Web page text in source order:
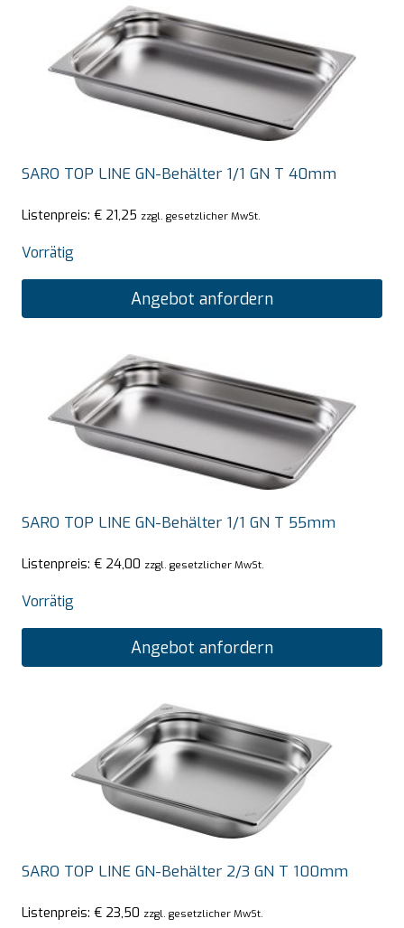
SARO TOP LINE GN-Behälter 1/1 GN T 40mm
Listenpreis: € 21,25 zzgl. gesetzlicher MwSt.
Vorrätig
Angebot anfordern
SARO TOP LINE GN-Behälter 1/1 GN T 55mm
Listenpreis: € 24,00 zzgl. gesetzlicher MwSt.
Vorrätig
Angebot anfordern
SARO TOP LINE GN-Behälter 2/3 GN T 100mm
Listenpreis: € 23,50 zzgl. gesetzlicher MwSt.